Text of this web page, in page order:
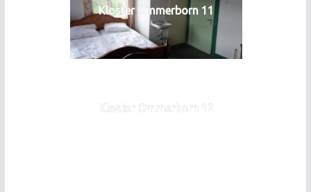
Kloster Ommerborn 11
Kloster Ommerborn 12